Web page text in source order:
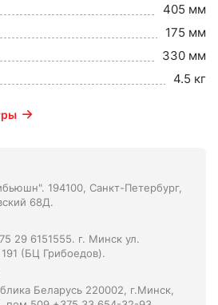
405 мм
175 мм
330 мм
4.5 кг
194100, Санкт-Петербург,
68Д.
29 6151555. г. Минск ул.
(БЦ Грибоедов).
Беларусь 220002, г.Минск,